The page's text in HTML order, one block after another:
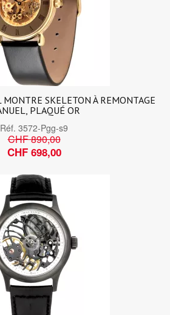
MONTRE SKELETON À REMONTAGE
PLAQUÉ OR
Réf. 3572-Pgg-s9
CHF 890,00
CHF 698,00